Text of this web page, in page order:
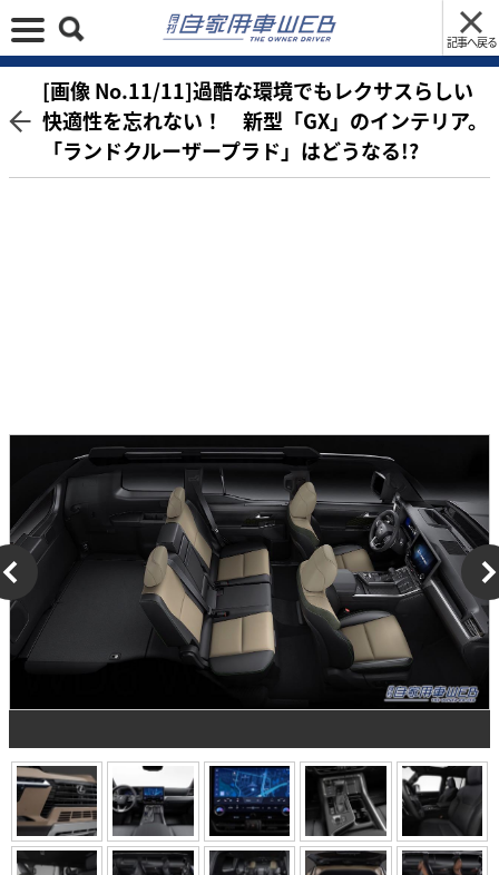
記事へ戻る
[画像 No.11/11]過酷な環境でもレクサスらしい
快適性を忘れない！ 新型「GX」のインテリア。
「ランドクルーザープラド」はどうなる!?